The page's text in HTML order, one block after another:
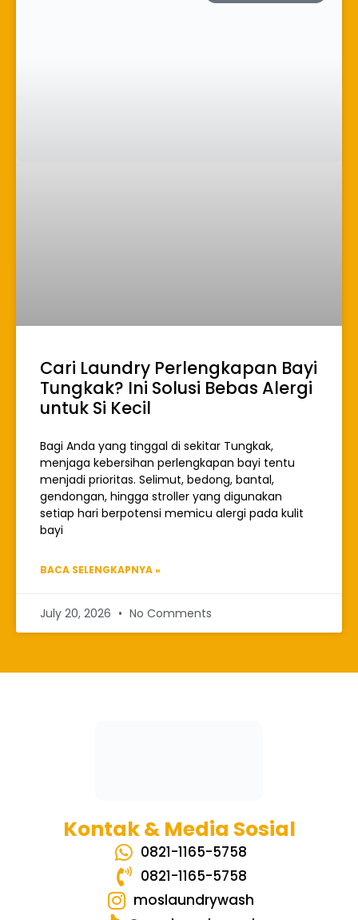
Cari Laundry Perlengkapan Bayi
Tungkak? Ini Solusi Bebas Alergi
untuk Si Kecil
Bagi Anda yang tinggal di sekitar Tungkak,
menjaga kebersihan perlengkapan bayi tentu
menjadi prioritas. Selimut, bedong, bantal,
gendongan, hingga stroller yang digunakan
setiap hari berpotensi memicu alergi pada kulit
bayi
BACA SELENGKAPNYA »
July 20, 2026 No Comments
Kontak & Media Sosial
0821-1165-5758
0821-1165-5758
moslaundrywash